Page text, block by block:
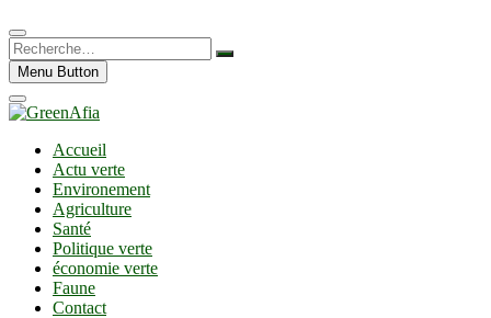
Recherche…
Menu Button
Accueil
Actu verte
Environement
Agriculture
Santé
Politique verte
économie verte
Faune
Contact